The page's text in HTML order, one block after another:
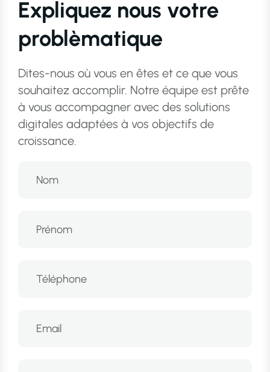
Expliquez nous votre
problèmatique
Dites-nous où vous en êtes et ce que vous
souhaitez accomplir. Notre équipe est prête
à vous accompagner avec des solutions
digitales adaptées à vos objectifs de
croissance.